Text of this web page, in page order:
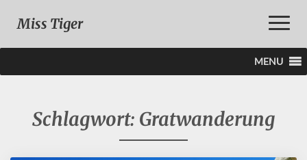
Toggle
Miss Tiger
MENU
Schlagwort: Gratwanderung